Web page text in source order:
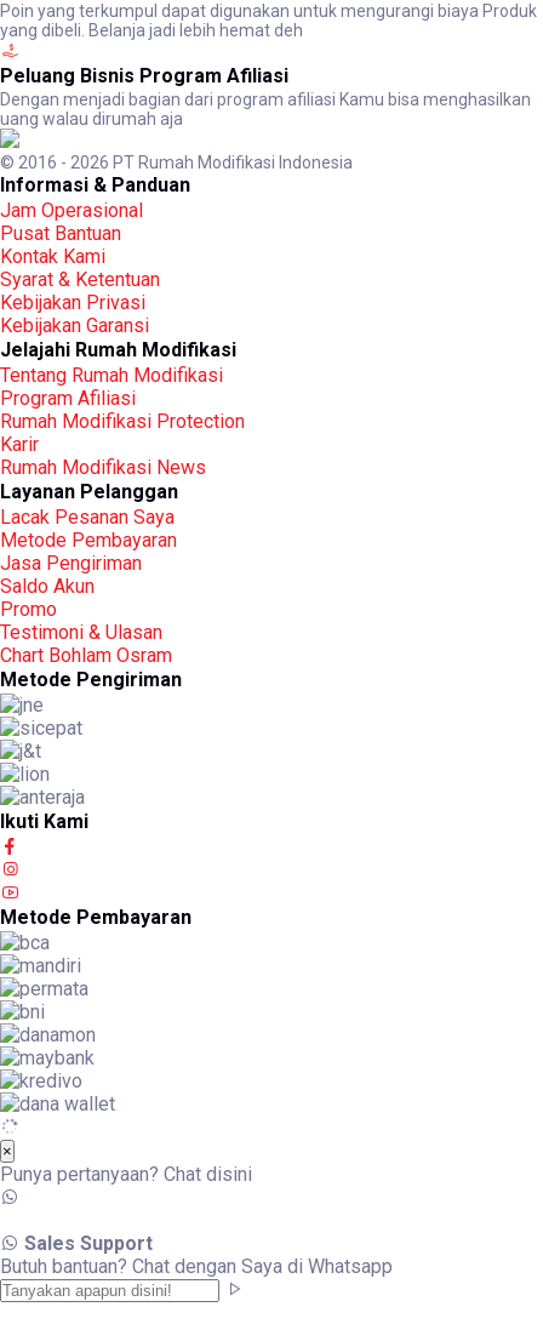
Poin yang terkumpul dapat digunakan untuk mengurangi biaya Produk
yang dibeli. Belanja jadi lebih hemat deh
Peluang Bisnis Program Afiliasi
Dengan menjadi bagian dari program afiliasi Kamu bisa menghasilkan
uang walau dirumah aja
© 2016 - 2026 PT Rumah Modifikasi Indonesia
Informasi & Panduan
Jam Operasional
Pusat Bantuan
Kontak Kami
Syarat & Ketentuan
Kebijakan Privasi
Kebijakan Garansi
Jelajahi Rumah Modifikasi
Tentang Rumah Modifikasi
Program Afiliasi
Rumah Modifikasi Protection
Karir
Rumah Modifikasi News
Layanan Pelanggan
Lacak Pesanan Saya
Metode Pembayaran
Jasa Pengiriman
Saldo Akun
Promo
Testimoni & Ulasan
Chart Bohlam Osram
Metode Pengiriman
Ikuti Kami
Metode Pembayaran
×
Punya pertanyaan? Chat disini
Sales Support
Butuh bantuan? Chat dengan Saya di Whatsapp